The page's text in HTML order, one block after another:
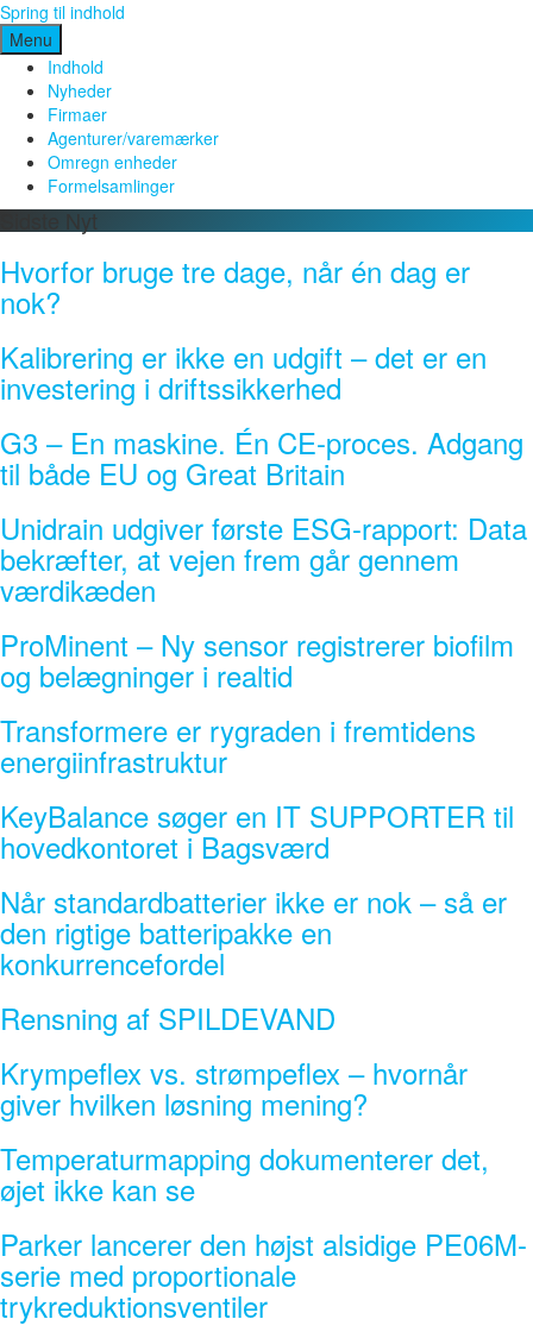
Spring til indhold
Menu
Indhold
Nyheder
Firmaer
Agenturer/varemærker
Omregn enheder
Formelsamlinger
Sidste Nyt
Hvorfor bruge tre dage, når én dag er
nok?
Kalibrering er ikke en udgift – det er en
investering i driftssikkerhed
G3 – En maskine. Én CE-proces. Adgang
til både EU og Great Britain
Unidrain udgiver første ESG-rapport: Data
bekræfter, at vejen frem går gennem
værdikæden
ProMinent – Ny sensor registrerer biofilm
og belægninger i realtid
Transformere er rygraden i fremtidens
energiinfrastruktur
KeyBalance søger en IT SUPPORTER til
hovedkontoret i Bagsværd
Når standardbatterier ikke er nok – så er
den rigtige batteripakke en
konkurrencefordel
Rensning af SPILDEVAND
Krympeflex vs. strømpeflex – hvornår
giver hvilken løsning mening?
Temperaturmapping dokumenterer det,
øjet ikke kan se
Parker lancerer den højst alsidige PE06M-
serie med proportionale
trykreduktionsventiler